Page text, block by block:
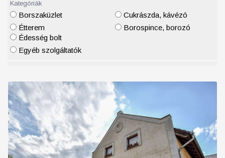
Kategóriák
Borszaküzlet
Étterem
Cukrászda, kávézó
Borospince, borozó
Édesség bolt
Egyéb szolgáltatók